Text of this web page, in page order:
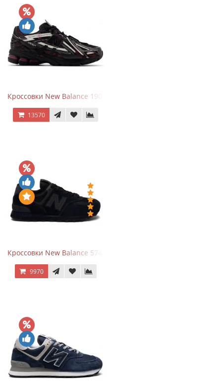
Кроссовки New Balance 1906A Dragon Berry
13570
Кроссовки New Balance 574 All Black
9970